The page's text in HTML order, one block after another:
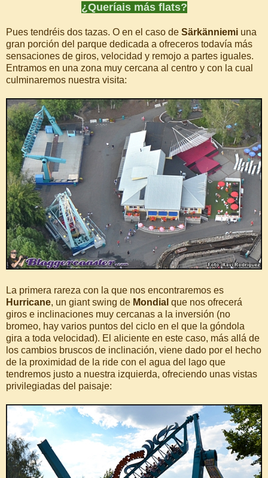
¿Queríais más flats?
Pues tendréis dos tazas. O en el caso de Särkänniemi una
gran porción del parque dedicada a ofreceros todavía más
sensaciones de giros, velocidad y remojo a partes iguales.
Entramos en una zona muy cercana al centro y con la cual
culminaremos nuestra visita:
La primera rareza con la que nos encontraremos es
Hurricane, un giant swing de Mondial que nos ofrecerá
giros e inclinaciones muy cercanas a la inversión (no
bromeo, hay varios puntos del ciclo en el que la góndola
gira a toda velocidad). El aliciente en este caso, más allá de
los cambios bruscos de inclinación, viene dado por el hecho
de la proximidad de la ride con el agua del lago que
tendremos justo a nuestra izquierda, ofreciendo unas vistas
privilegiadas del paisaje: